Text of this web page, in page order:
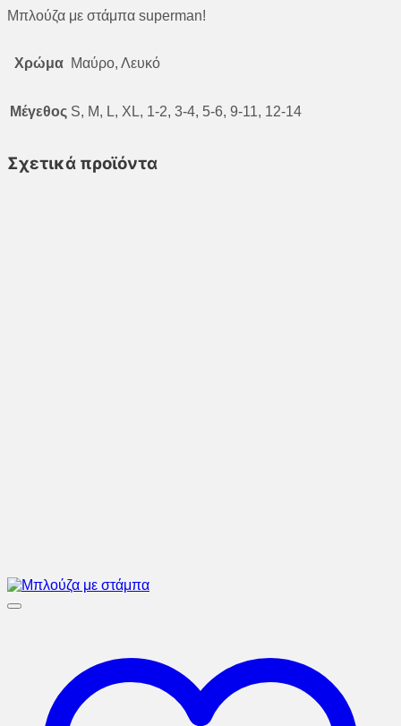
Μπλούζα με στάμπα superman!
Χρώμα Μαύρο, Λευκό
Μέγεθος S, M, L, XL, 1-2, 3-4, 5-6, 9-11, 12-14
Σχετικά προϊόντα